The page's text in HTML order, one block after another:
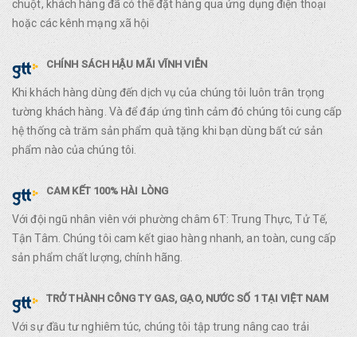
chuột, khách hàng đã có thể đặt hàng qua ứng dụng điện thoại
hoặc các kênh mạng xã hội
CHÍNH SÁCH HẬU MÃI VĨNH VIỄN
Khi khách hàng dùng đến dịch vụ của chúng tôi luôn trân trọng
tường khách hàng. Và để đáp ứng tình cảm đó chúng tôi cung cấp
hệ thống cà trăm sản phẩm quà tặng khi bạn dùng bất cứ sản
phẩm nào của chúng tôi.
CAM KẾT 100% HÀI LÒNG
Với đội ngũ nhân viên với phường châm 6T: Trung Thực, Tử Tế,
Tận Tâm. Chúng tôi cam kết giao hàng nhanh, an toàn, cung cấp
sản phẩm chất lượng, chính hãng.
TRỞ THÀNH CÔNG TY GAS, GẠO, NƯỚC SỐ 1 TẠI VIỆT NAM
Với sự đầu tư nghiêm túc, chúng tôi tập trung nâng cao trải